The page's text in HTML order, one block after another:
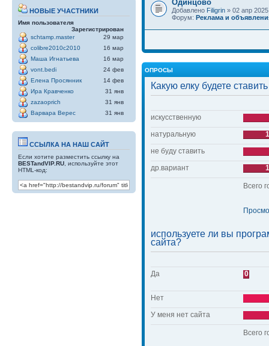
НОВЫЕ УЧАСТНИКИ
Имя пользователя
Зарегистрирован
schtamp.master
29 мар
colibre2010c2010
16 мар
Маша Игнатьева
16 мар
vont.bedi
24 фев
Елена Просянник
14 фев
Ира Кравченко
31 янв
zazaoprich
31 янв
Варвара Верес
31 янв
ССЫЛКА НА НАШ САЙТ
Если хотите разместить ссылку на
BESTandVIP.RU , используйте этот
HTML-код:
Одинцово
Добавлено Filigrin » 02 апр
Форум: Реклама и
ОПРОСЫ
Какую елку будете
искусственную
натуральную
1
не буду ставить
др.вариант
1
Всего
используете ли вы
сайта?
Да 0
Нет
У меня нет сайта
Всего